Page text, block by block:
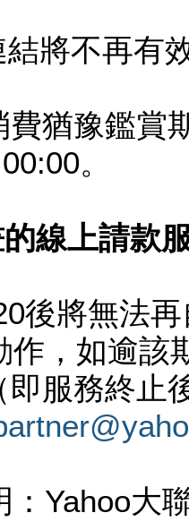
將不再有
費猶豫鑑賞
。
的線上請款
後將無法
作，如逾該
即服務終止
：Yahoo大